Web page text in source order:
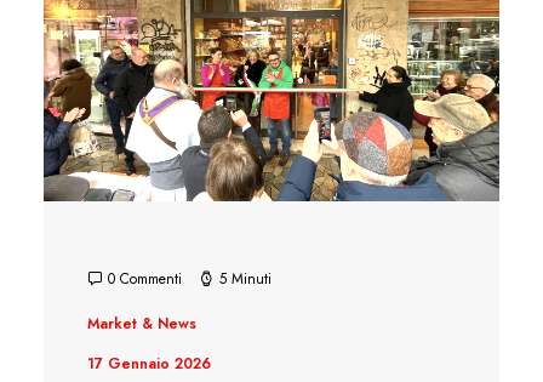
0 Commenti 5 Minuti
Market & News
17 Gennaio 2026